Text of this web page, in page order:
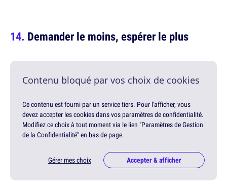
Demander le moins, espérer le plus
Contenu bloqué par vos choix de cookies
Ce contenu est fourni par un service tiers. Pour l'afficher, vous
devez accepter les cookies dans vos paramètres de confidentialité.
Modifiez ce choix à tout moment via le lien "Paramètres de Gestion
de la Confidentialité" en bas de page.
Gérer mes choix Accepter & afficher